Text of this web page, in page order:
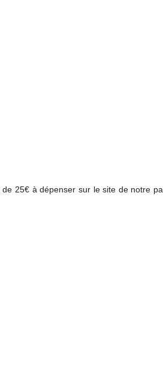
25€ à dépenser sur le site de notre